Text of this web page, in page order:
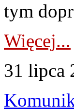
tym
Więcej...
31 lipca